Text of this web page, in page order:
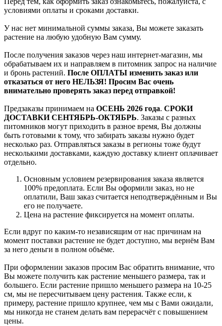
условиями оплаты и сроками доставки.
У нас нет минимальной суммы заказа, Вы можете заказать
растение на любую удобную Вам сумму.
После получения заказов через наш интернет-магазин, мы
обрабатываем их и направляем в питомник запрос на наличие
и бронь растений. После ОПЛАТЫ изменить заказ или
отказаться от него НЕЛЬЗЯ! Просим Вас очень
внимательно проверять заказ перед отправкой!
Предзаказы принимаем на ОСЕНЬ 2026 года. СРОКИ
ДОСТАВКИ СЕНТЯБРЬ-ОКТЯБРЬ. Заказы с разных
питомников могут приходить в разное время, Вы должны
быть готовыми к тому, что забирать заказы нужно будет
несколько раз. Отправляться заказы в регионы тоже будут
несколькими доставками, каждую доставку клиент оплачивает
отдельно.
Основным условием резервирования заказа является
100% предоплата. Если Вы оформили заказ, но не
оплатили, Ваш заказ считается неподтверждённым и Вы
его не получаете.
Цена на растение фиксируется на момент оплаты.
Если вдруг по каким-то независящим от нас причинам на
момент поставки растение не будет доступно, мы вернём Вам
за него деньги в полном объёме.
При оформлении заказов просим Вас обратить внимание, что
Вы можете получить как растение меньшего размера, так и
большего. Если растение пришло меньшего размера на 10-25
см, мы не пересчитываем цену растения. Также если, к
примеру, растение пришло крупнее, чем мы с Вами ожидали,
мы никогда не станем делать вам перерасчёт с повышением
цены.